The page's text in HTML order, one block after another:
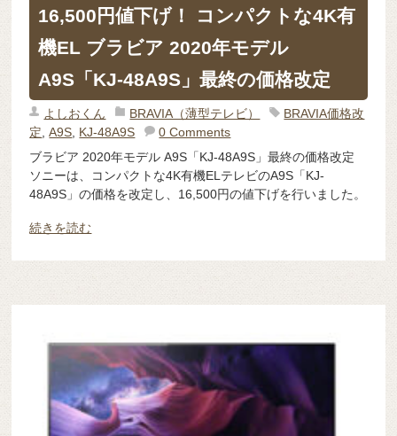
16,500円値下げ！ コンパクトな4K有
機EL ブラビア 2020年モデル
A9S「KJ-48A9S」最終の価格改定
よしおくん BRAVIA（薄型テレビ）
BRAVIA価格改
定 ,A9S KJ-48A9S
0 Comments
ブラビア 2020年モデル A9S「KJ-48A9S」最終の価格改定
ソニーは、コンパクトな4K有機ELテレビのA9S「KJ-
48A9S」の価格を改定し、16,500円の値下げを行いました。
続きを読む